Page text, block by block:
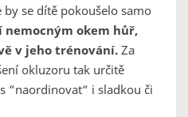
se dítě pokoušelo samo
nemocným okem hůř,
v jeho trénování. Za
okluzoru tak určitě
“naordinovat“ i sladkou či